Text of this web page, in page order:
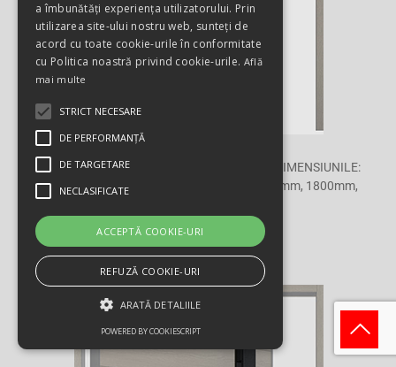
MODELUL 1137 ESTE DISPONIBIL PENTRU DIMENSIUNILE:
800mm, 1000mm, 1200mm/1400mm, 1600mm, 1800mm,
POLIS
a îmbunătăți experiența utilizatorului. Prin
utilizarea site-ului nostru web, sunteți de
acord cu toate cookie-urile în conformitate
cu Politica noastră privind cookie-urile. Află
mai multe
STRICT NECESARE
DE PERFORMANȚĂ
DE TARGETARE
NECLASIFICATE
ACCEPTĂ COOKIE-URI
REFUZĂ COOKIE-URI
ARATĂ DETALIILE
POWERED BY COOKIESCRIPT